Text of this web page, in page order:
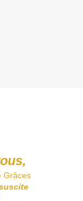
Grâces